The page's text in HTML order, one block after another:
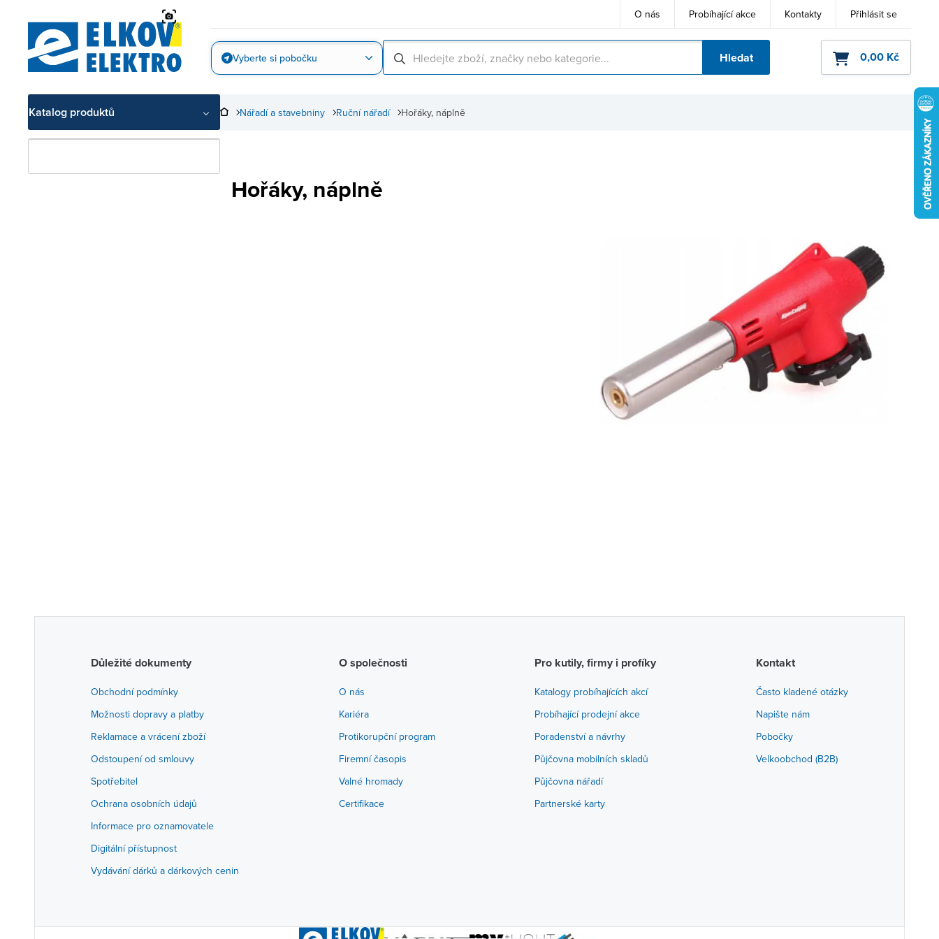
O nás Probíhající akce Kontakty Přihlásit se
Vyberte si pobočku Hledat 0,00 Kč
Katalog produktů Hořáky, náplně
Ruční nářadí
Nářadí a stavebniny
Hořáky, náplně
Důležité dokumenty
Obchodní podmínky
Možnosti dopravy a platby
Reklamace a vrácení zboží
Odstoupení od smlouvy
Spotřebitel
Ochrana osobních údajů
Informace pro oznamovatele
Digitální přístupnost
Vydávání dárků a dárkových cenin
O společnosti
O nás
Kariéra
Protikorupční program
Firemní časopis
Valné hromady
Certifikace
Pro kutily, firmy i profíky
Katalogy probíhajících akcí
Probíhající prodejní akce
Poradenství a návrhy
Půjčovna mobilních skladů
Půjčovna nářadí
Partnerské karty
Kontakt
Často kladené otázky
Napište nám
Pobočky
Velkoobchod (B2B)